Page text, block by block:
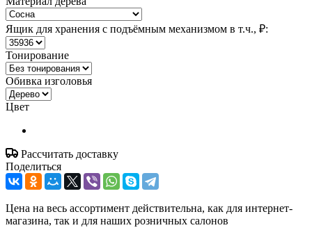
Ящик для хранения с подъёмным механизмом в т.ч., ₽:
Тонирование
Обивка изголовья
Цвет
Рассчитать доставку
Поделиться
Цена на весь ассортимент действительна, как для интернет-
магазина, так и для наших розничных салонов